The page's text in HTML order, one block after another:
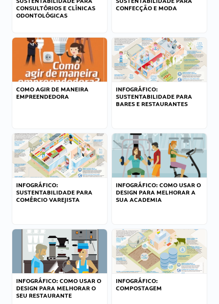
CONSULTÓRIOS E CLÍNICAS
ODONTOLÓGICAS
CONFECÇÃO E MODA
COMO AGIR DE MANEIRA
EMPREENDEDORA
INFOGRÁFICO:
SUSTENTABILIDADE PARA
BARES E RESTAURANTES
INFOGRÁFICO:
SUSTENTABILIDADE PARA
COMÉRCIO VAREJISTA
INFOGRÁFICO: COMO USAR O
DESIGN PARA MELHORAR A
SUA ACADEMIA
INFOGRÁFICO: COMO USAR O
DESIGN PARA MELHORAR O
SEU RESTAURANTE
INFOGRÁFICO:
COMPOSTAGEM